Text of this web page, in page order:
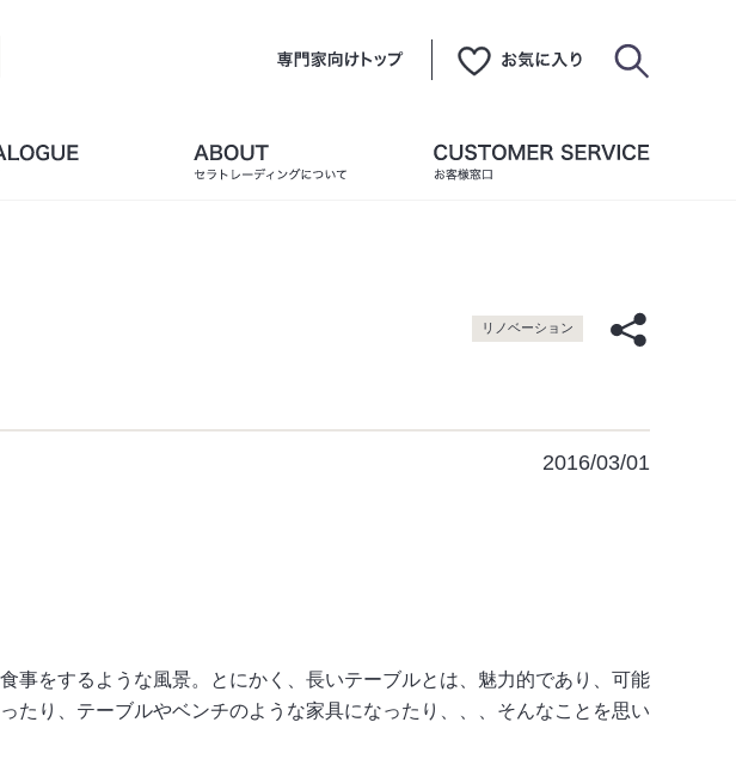
リノベーション
2016/03/01
事をするような風景。とにかく、長いテーブルとは、魅力的であり、可能
り、テーブルやベンチのような家具になったり、、、そんなことを思い